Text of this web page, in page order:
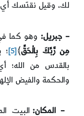
لك، وقيل نقدّسك
– جبريل: وهو كما
مِن رَّبِّكَ بِالْحَقِّ﴾[5]
؛
بالقدس من الله؛
والحكمة والفيض
– المكان: البيت